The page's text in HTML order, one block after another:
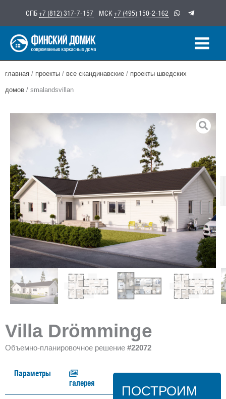
содержимому
СПБ+7 (812) 317-7-157 МСК +7 (495) 150-2-162
главная / проекты / все скандинавские / проекты шведских
домов / smalandsvillan
Villa Drömminge
Объемно-планировочное решение #22072
Параметры
галерея
ПОСТРОИМ